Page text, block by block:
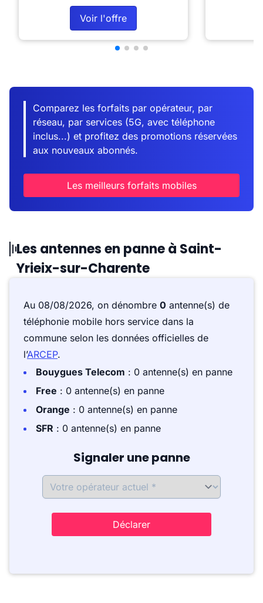
Voir l'offre
Comparez les forfaits par opérateur, par
réseau, par services (5G, avec téléphone
inclus...) et profitez des promotions réservées
aux nouveaux abonnés.
Les meilleurs forfaits mobiles
Les antennes en panne à Saint-
Yrieix-sur-Charente
Au 08/08/2026, on dénombre 0 antenne(s) de
téléphonie mobile hors service dans la
commune selon les données officielles de
l’ARCEP.
Bouygues Telecom : 0 antenne(s) en panne
Free : 0 antenne(s) en panne
Orange : 0 antenne(s) en panne
SFR : 0 antenne(s) en panne
Signaler une panne
Déclarer